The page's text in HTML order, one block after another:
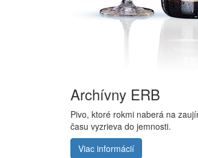
Archívny ERB
Pivo, ktoré rokmi naberá na
času vyzrieva do jemnosti.
Viac informácií